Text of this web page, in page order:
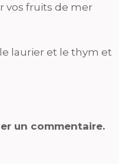
vos fruits de mer
laurier et le thym et
un commentaire.